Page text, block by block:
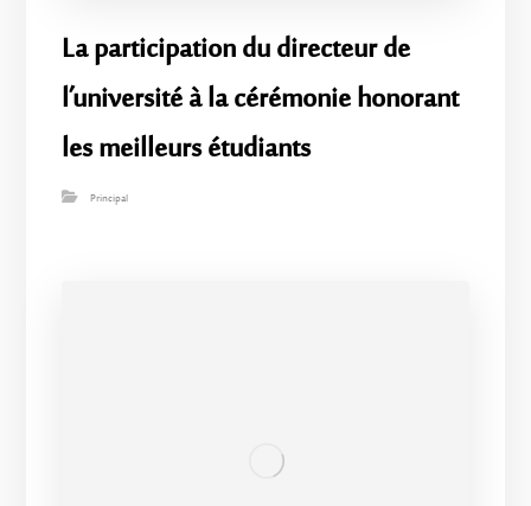
La participation du directeur de
l’université à la cérémonie honorant
les meilleurs étudiants
Principal